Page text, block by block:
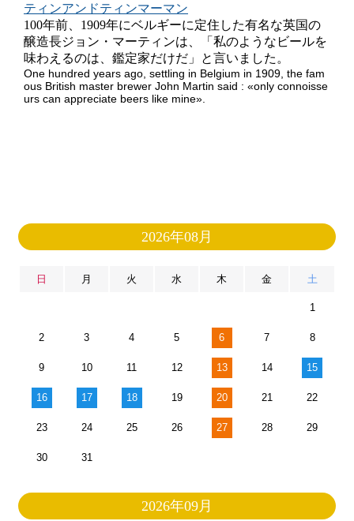
ティンアンドティンマーマン
100年前、1909年にベルギーに定住した有名な英国の
醸造長ジョン・マーティンは、「私のようなビールを
味わえるのは、鑑定家だけだ」と言いました。
One hundred years ago, settling in Belgium in 1909, the fam
ous British master brewer John Martin said : «only connoisse
urs can appreciate beers like mine».
2026年08月
日 月 火 水 木 金 土
1
2 3 4 5 6 7 8
9 10 11 12 13 14 15
16 17 18 19 20 21 22
23 24 25 26 27 28 29
30 31
2026年09月